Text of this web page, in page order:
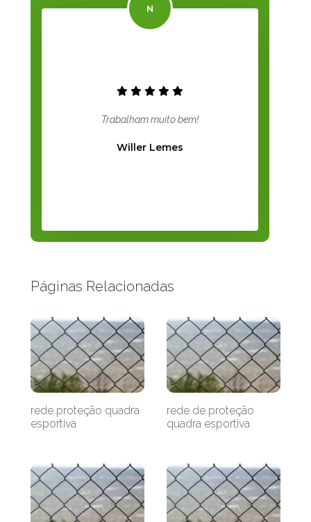
Trabalham muito bem!
Willer Lemes
Páginas Relacionadas
rede proteção quadra
esportiva
rede de proteção
quadra esportiva